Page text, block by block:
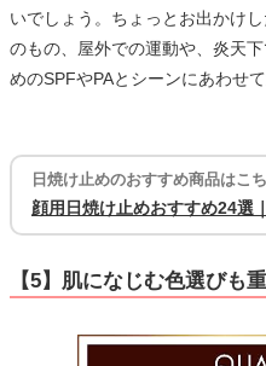
いでしょう。ちょっとお出かけ
のもの、屋外での運動や、炎天
めのSPFやPAとシーンにあわせ
日焼け止めのおすすめ商品はこち
顔用日焼け止めおすすめ24選
【5】肌になじむ色選びも重